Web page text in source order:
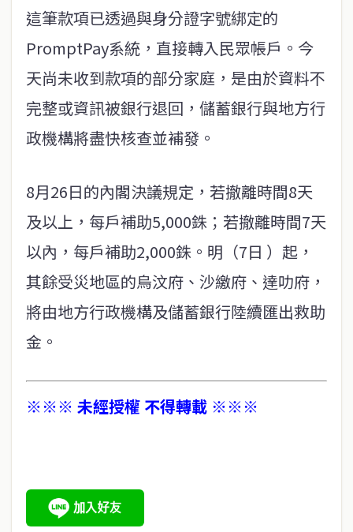
這筆款項已透過與身分證字號綁定的
PromptPay系統，直接轉入民眾帳戶。今
天尚未收到款項的部分家庭，是由於資料不
完整或資訊被銀行退回，儲蓄銀行與地方行
政機構將盡快核查並補發。
8月26日的內閣決議規定，若撤離時間8天
及以上，每戶補助5,000銖；若撤離時間7天
以內，每戶補助2,000銖。明（7日 ）起，
其餘受災地區的烏汶府、沙繳府、達叻府，
將由地方行政機構及儲蓄銀行陸續匯出救助
金。
※※※ 未經授權 不得轉載 ※※※